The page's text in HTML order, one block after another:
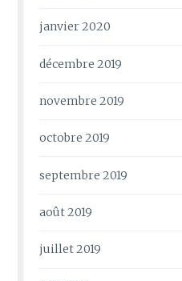
janvier 2020
décembre 2019
novembre 2019
octobre 2019
septembre 2019
août 2019
juillet 2019